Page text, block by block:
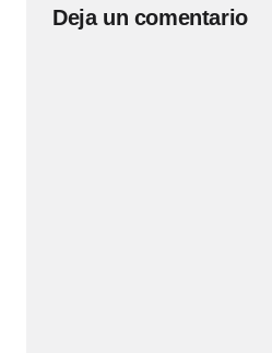
Deja un comentario